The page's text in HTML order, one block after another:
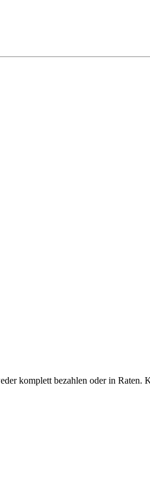
komplett bezahlen oder in Raten.